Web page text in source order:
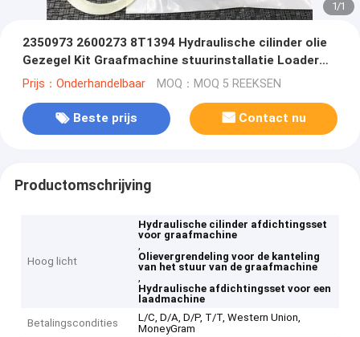
1/1
2350973 2600273 8T1394 Hydraulische cilinder olie
Gezegel Kit Graafmachine stuurinstallatie Loader
lift
Prijs：Onderhandelbaar MOQ：MOQ 5 REEKSEN
Beste prijs Contact nu
Productomschrijving
Hoog licht
Hydraulische cilinder afdichtingsset
voor graafmachine
,
Olievergrendeling voor de kanteling
van het stuur van de graafmachine
,
Hydraulische afdichtingsset voor een
laadmachine
Betalingscondities
L/C, D/A, D/P, T/T, Western Union,
MoneyGram